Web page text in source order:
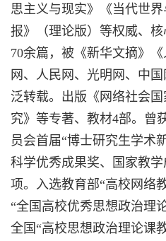
思主义与现实》《当代世
报》（理论版）等权威、
70余篇，被《新华文摘》
网、人民网、光明网、中
泛转载。出版《网络社会
究》等专著、教材4部。曾
员会首届“博士研究生学术
科学优秀成果奖、国家教
项。入选教育部“高校网络
“全国高校优秀思想政治理
全国“高校思想政治理论课